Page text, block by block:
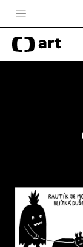
Česká televize
Zpravodajství
Vše o ČT